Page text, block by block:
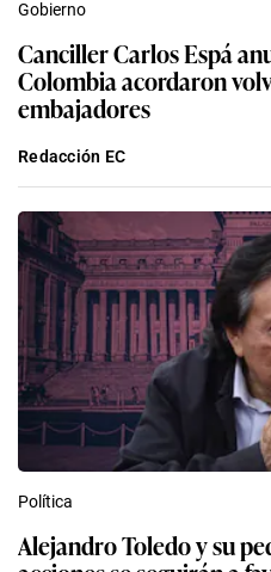
Gobierno
Canciller Carlos Espá
Colombia acordaron
embajadores
Redacción EC
Política
Alejandro Toledo y su